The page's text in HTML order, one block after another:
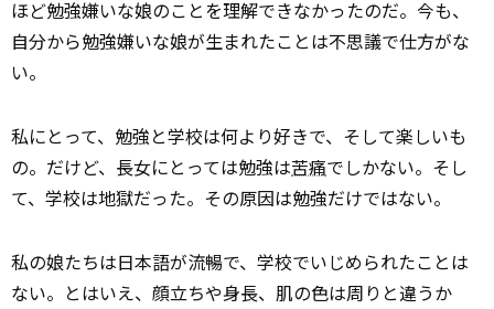
ほど勉強嫌いな娘のことを理解できなかったのだ。今も、
自分から勉強嫌いな娘が生まれたことは不思議で仕方がな
い。
私にとって、勉強と学校は何より好きで、そして楽しいも
の。だけど、長女にとっては勉強は苦痛でしかない。そし
て、学校は地獄だった。その原因は勉強だけではない。
私の娘たちは日本語が流暢で、学校でいじめられたことは
ない。とはいえ、顔立ちや身長、肌の色は周りと違うか